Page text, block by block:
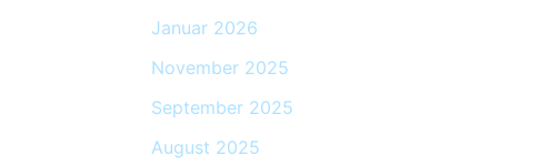
Januar 2026
November 2025
September 2025
August 2025